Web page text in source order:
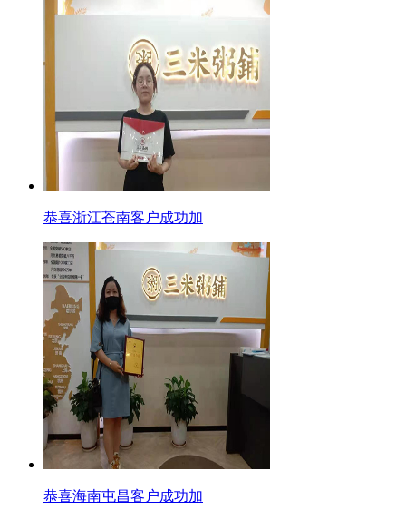
恭喜浙江苍南客户成功加
恭喜海南屯昌客户成功加